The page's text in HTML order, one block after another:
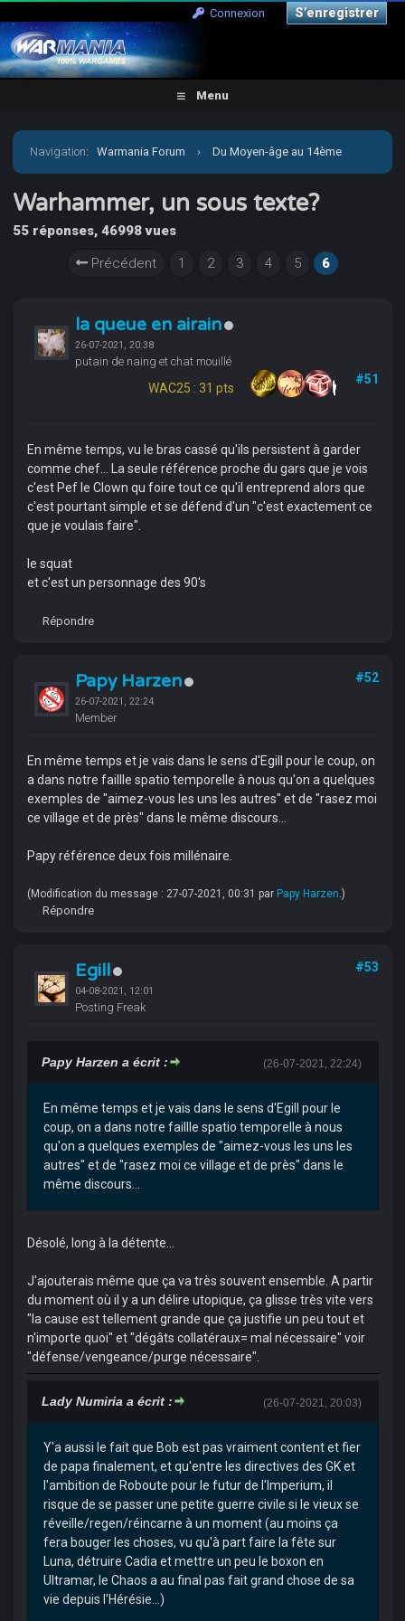
Connexion S’enregistrer
Menu
Navigation:Warmania Forum › Du Moyen-âge au 14ème
siècle › Médiéval - Imaginaire › Age of Sigmar et Warcry
› Warhammer, un sous texte?
Warhammer, un sous texte?
55 réponses, 46998 vues
Précédent
1 2 3 4 5 6
la queue en airain
26-07-2021, 20:38
putain de naing et chat mouillé
WAC25 : 31 pts
#51
En même temps, vu le bras cassé qu'ils persistent à garder
comme chef... La seule référence proche du gars que je vois
c'est Pef le Clown qu foire tout ce qu'il entreprend alors que
c'est pourtant simple et se défend d'un "c'est exactement ce
que je voulais faire".
le squat
et c'est un personnage des 90's
Répondre
Papy Harzen
26-07-2021, 22:24
Member
#52
En même temps et je vais dans le sens d'Egill pour le coup, on
a dans notre faillle spatio temporelle à nous qu'on a quelques
exemples de "aimez-vous les uns les autres" et de "rasez moi
ce village et de près" dans le même discours...
Papy référence deux fois millénaire.
(Modification du message : 27-07-2021, 00:31 par Papy Harzen.)
Répondre
Egill
04-08-2021, 12:01
Posting Freak
#53
(26-07-2021, 22:24)
Papy Harzen a écrit :
En même temps et je vais dans le sens d'Egill pour le
coup, on a dans notre faillle spatio temporelle à nous
qu'on a quelques exemples de "aimez-vous les uns les
autres" et de "rasez moi ce village et de près" dans le
même discours...
Désolé, long à la détente...
J'ajouterais même que ça va très souvent ensemble. A partir
du moment où il y a un délire utopique, ça glisse très vite vers
"la cause est tellement grande que ça justifie un peu tout et
n'importe quoi" et "dégâts collatéraux= mal nécessaire" voir
"défense/vengeance/purge nécessaire".
(26-07-2021, 20:03)
Lady Numiria a écrit :
Y'a aussi le fait que Bob est pas vraiment content et fier
de papa finalement, et qu'entre les directives des GK et
l'ambition de Roboute pour le futur de l'Imperium, il
risque de se passer une petite guerre civile si le vieux se
réveille/regen/réincarne à un moment (au moins ça
fera bouger les choses, vu qu'à part faire la fête sur
Luna, détruire Cadia et mettre un peu le boxon en
Ultramar, le Chaos a au final pas fait grand chose de sa
vie depuis l'Hérésie...)